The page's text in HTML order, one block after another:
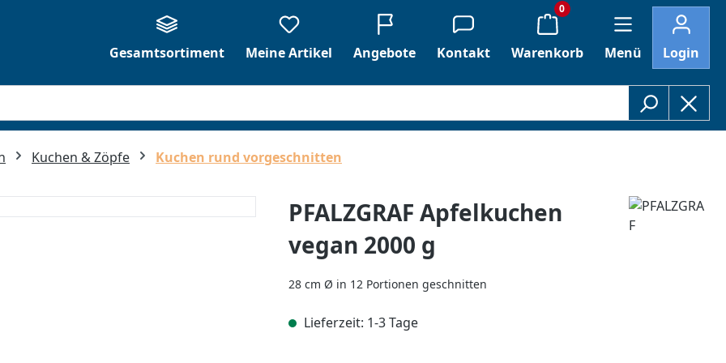
Gesamtsortiment
Meine Artikel Angebote Kontakt
0
Warenkorb Menü Login
Kuchen & Zöpfe Kuchen rund vorgeschnitten
PFALZGRAF Apfelkuchen
vegan 2000 g
28 cm Ø in 12 Portionen geschnitten
Lieferzeit: 1-3 Tage